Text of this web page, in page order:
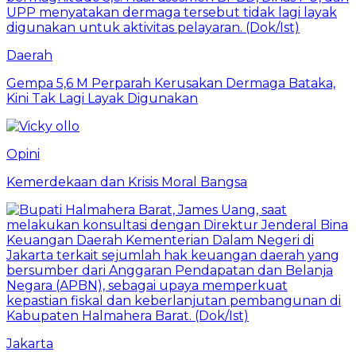
Daerah
Gempa 5,6 M Perparah Kerusakan Dermaga Bataka,
Kini Tak Lagi Layak Digunakan
Opini
Kemerdekaan dan Krisis Moral Bangsa
Jakarta